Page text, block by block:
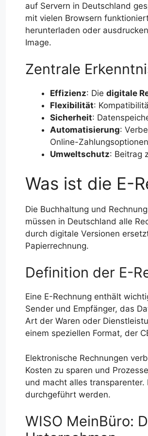
auf Servern in Deutschland
mit vielen Browsern
herunterladen oder
Image.
Zentrale
Effizienz: Die digitale
Flexibilität:
Sicherheit:
Automatisierung:
Online-
Umweltschutz: Beitrag
Was ist die E-
Die Buchhaltung und
müssen in Deutschland alle
durch digitale Versionen
Papierrechnung.
Definition der E-
Eine E-Rechnung enthält
Sender und Empfänger, das
Art der Waren oder
einem speziellen Format, der
Elektronische Rechnungen
Kosten zu sparen und
und macht alles
durchgeführt werden.
WISO MeinBüro: